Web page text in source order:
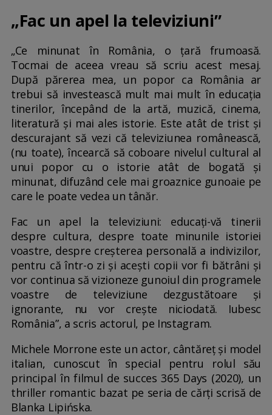
„Fac un apel la televiziuni”
„Ce minunat în România, o țară frumoasă.
Tocmai de aceea vreau să scriu acest mesaj.
După părerea mea, un popor ca România ar
trebui să investească mult mai mult în educația
tinerilor, începând de la artă, muzică, cinema,
literatură și mai ales istorie. Este atât de trist și
descurajant să vezi că televiziunea românească,
(nu toate), încearcă să coboare nivelul cultural al
unui popor cu o istorie atât de bogată și
minunat, difuzând cele mai groaznice gunoaie pe
care le poate vedea un tânăr.
Fac un apel la televiziuni: educați-vă tinerii
despre cultura, despre toate minunile istoriei
voastre, despre creșterea personală a indivizilor,
pentru că într-o zi și acești copii vor fi bătrâni și
vor continua să vizioneze gunoiul din programele
voastre de televiziune dezgustătoare și
ignorante, nu vor crește niciodată. Iubesc
România”, a scris actorul, pe Instagram.
Michele Morrone este un actor, cântăreț și model
italian, cunoscut în special pentru rolul său
principal în filmul de succes 365 Days (2020), un
thriller romantic bazat pe seria de cărți scrisă de
Blanka Lipińska.